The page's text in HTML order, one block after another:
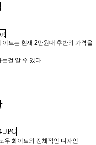
트는 현재 2만원대 후반의 가격을
걸 알 수 있다
우 화이트의 전체적인 디자인